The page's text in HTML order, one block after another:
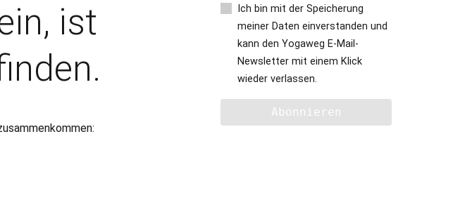
ist
Ich bin mit der Speicherung
meiner Daten einverstanden und
kann den Yogaweg E-Mail-
Newsletter mit einem Klick
wieder verlassen.